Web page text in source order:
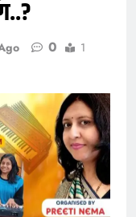
0
1